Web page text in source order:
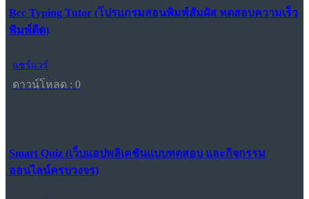
Bcc Typing Tutor (โปรแกรมสอนพิมพ์สัมผัส ทดสอบความเร็ว
พิมพ์ดีด)
แชร์แวร์
ดาวน์โหลด : 0
Smart Quiz (เว็บแอปพลิเคชันแบบทดสอบ และกิจกรรม
ออนไลน์ครบวงจร)